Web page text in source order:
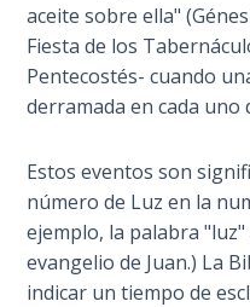
The
Book of
Galatians
Immigrating
from the
Old
Covenant to
the New
aceite sobre ella"
Fiesta de los
Pentecostés- cuando
derramada en cada uno
Estos eventos son
número de Luz en la
ejemplo, la palabra "luz"
evangelio de Juan.) La
indicar un tiempo de